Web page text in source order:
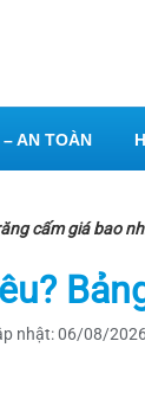
AN TOÀN
cấm giá bao
nhật: 06/08/